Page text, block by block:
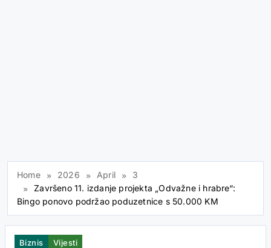
Home 2026 April
3
Završeno 11. izdanje projekta „Odvažne i hrabre“:
Bingo ponovo podržao poduzetnice s 50.000 KM
Biznis Vijesti